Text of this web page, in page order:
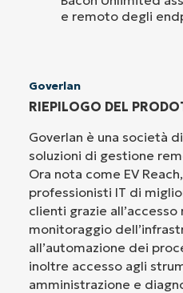
e remoto degli
Goverlan
RIEPILOGO DEL
Goverlan è una società
soluzioni di gestione
Ora nota come EV
professionisti IT di
clienti grazie
monitoraggio
all’automazione dei
inoltre accesso agli
amministrazione e